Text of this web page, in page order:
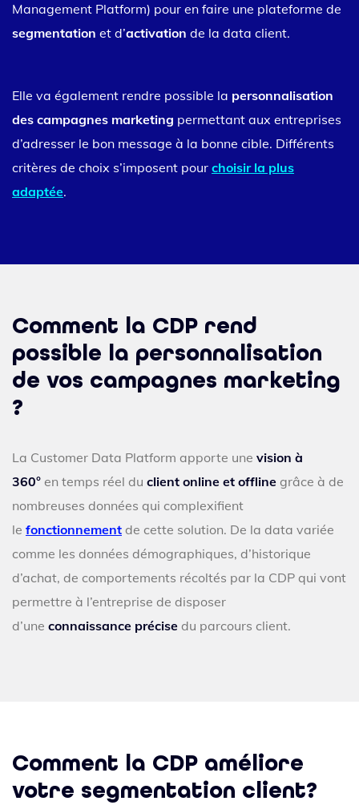
Management Platform) pour en faire une plateforme de
segmentation et d’activation de la data client.
Elle va également rendre possible la personnalisation
des campagnes marketing permettant aux entreprises
d’adresser le bon message à la bonne cible. Différents
critères de choix s’imposent pour choisir la plus
adaptée.
Comment la CDP rend
possible la personnalisation
de vos campagnes marketing
?
La Customer Data Platform apporte une vision à
360° en temps réel du client online et offline grâce à de
nombreuses données qui complexifient
le fonctionnement de cette solution. De la data variée
comme les données démographiques, d’historique
d’achat, de comportements récoltés par la CDP qui vont
permettre à l’entreprise de disposer
d’une connaissance précise du parcours client.
Comment la CDP améliore
votre segmentation client?